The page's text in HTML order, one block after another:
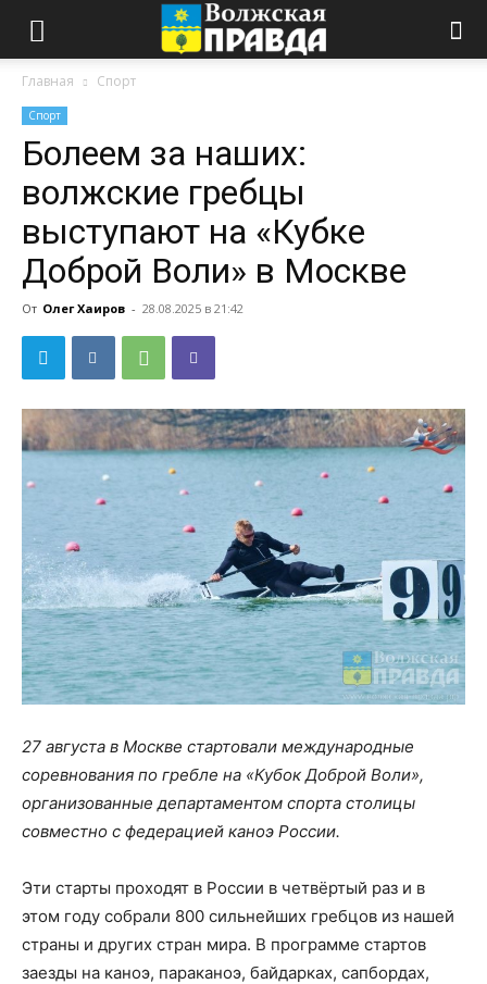
Главная Спорт
Спорт
Болеем за наших:
волжские гребцы
выступают на «Кубке
Доброй Воли» в Москве
От Олег Хаиров - 28.08.2025 в 21:42
27 августа в Москве стартовали международные
соревнования по гребле на «Кубок Доброй Воли»,
организованные департаментом спорта столицы
совместно с федерацией каноэ России.
Эти старты проходят в России в четвёртый раз и в
этом году собрали 800 сильнейших гребцов из нашей
страны и других стран мира. В программе стартов
заезды на каноэ, параканоэ, байдарках, сапбордах,